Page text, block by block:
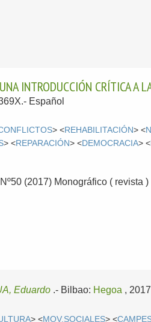
INTRODUCCIÓN CRÍTICA A
Español
> <REHABILITACIÓN> <
> <REPARACIÓN> <DEMOCRACIA> <
(2017) Monográfico ( revista )
Eduardo .- Bilbao: Hegoa , 2017
> <MOV.SOCIALES> <